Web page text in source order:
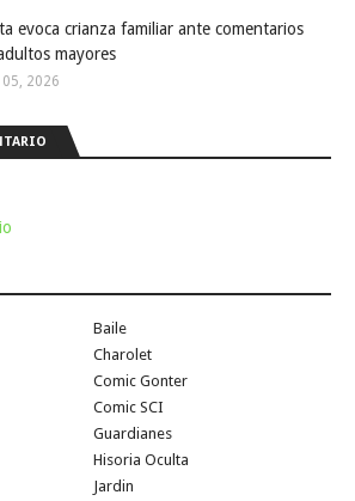
evoca crianza familiar ante comentarios
mayores
2026
Baile
Charolet
Comic Gonter
Comic SCI
Guardianes
Hisoria Oculta
Jardin